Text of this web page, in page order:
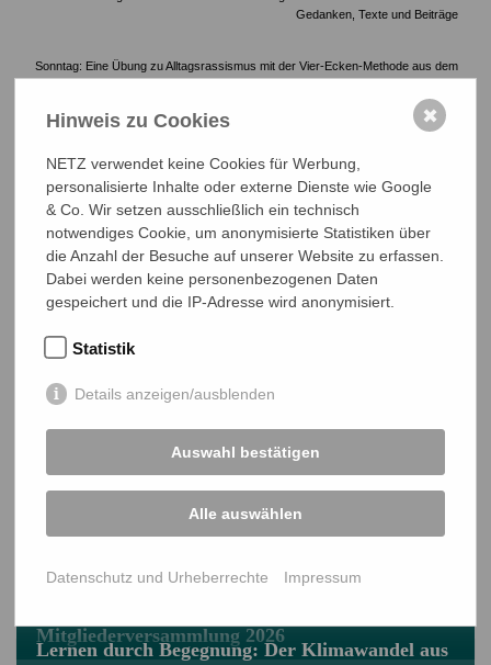
Gedanken, Texte und Beiträge
Sonntag: Eine Übung zu Alltagsrassismus mit der Vier-Ecken-Methode aus dem
Du möchtest den NETZ-Arbeitskreis
Bildung kennenlernen?
Gwendolyn Bömeke.
Du hast noch Fragen zum
Arbeitskreis Bildung? Melde Dich gerne bei mir.
MEHR ZUM NETZ-ARBEITSKREIS BILDUNG
0641 - 26 555 618 boemeke@bangladesch.org
Mehr Beiträge ALLE BEITRÄGE
Lernen von Expert*innen: Leben im
Mitgliederversammlung 2026
Lernen durch Begegnung: Der Klimawandel aus
Hinweis zu Cookies
NETZ verwendet keine Cookies für Werbung,
personalisierte Inhalte oder externe Dienste wie Google
& Co. Wir setzen ausschließlich ein technisch
notwendiges Cookie, um anonymisierte Statistiken über
die Anzahl der Besuche auf unserer Website zu erfassen.
Dabei werden keine personenbezogenen Daten
gespeichert und die IP-Adresse wird anonymisiert.
Statistik
Details anzeigen/ausblenden
Auswahl bestätigen
Alle auswählen
Datenschutz und Urheberrechte Impressum
✖